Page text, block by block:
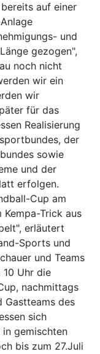
auf einer
und
gezogen",
noch nicht
wir ein
wir
für das
Realisierung
der
sowie
und der
erfolgen.
Cup am
Kempa-Trick aus
erläutert
Sports und
und Teams
Uhr die
nachmittags
Gastteams des
sich
gemischten
bis zum 27.Juli